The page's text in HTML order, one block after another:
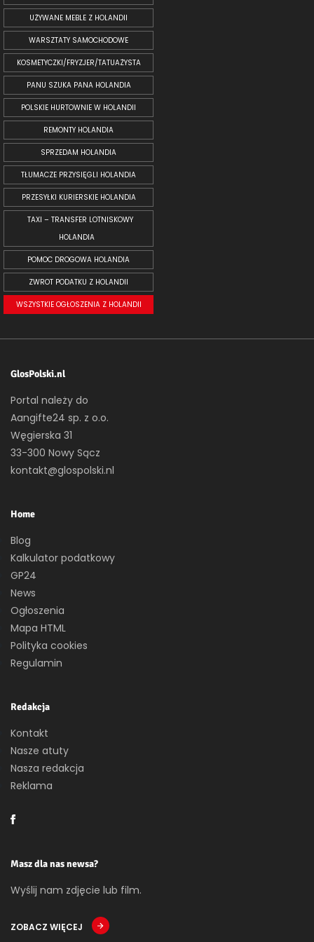
UŻYWANE MEBLE Z HOLANDII
WARSZTATY SAMOCHODOWE
KOSMETYCZKI/FRYZJER/TATUAŻYSTA
PANU SZUKA PANA HOLANDIA
POLSKIE HURTOWNIE W HOLANDII
REMONTY HOLANDIA
SPRZEDAM HOLANDIA
TŁUMACZE PRZYSIĘGLI HOLANDIA
PRZESYŁKI KURIERSKIE HOLANDIA
TAXI – TRANSFER LOTNISKOWY
HOLANDIA
POMOC DROGOWA HOLANDIA
ZWROT PODATKU Z HOLANDII
WSZYSTKIE OGŁOSZENIA Z HOLANDII
GlosPolski.nl
Portal należy do
Aangifte24 sp. z o.o.
Węgierska 31
33-300 Nowy Sącz
kontakt@glospolski.nl
Home
Blog
Kalkulator podatkowy
GP24
News
Ogłoszenia
Mapa HTML
Polityka cookies
Regulamin
Redakcja
Kontakt
Nasze atuty
Nasza redakcja
Reklama
Masz dla nas newsa?
Wyślij nam zdjęcie lub film.
ZOBACZ WIĘCEJ